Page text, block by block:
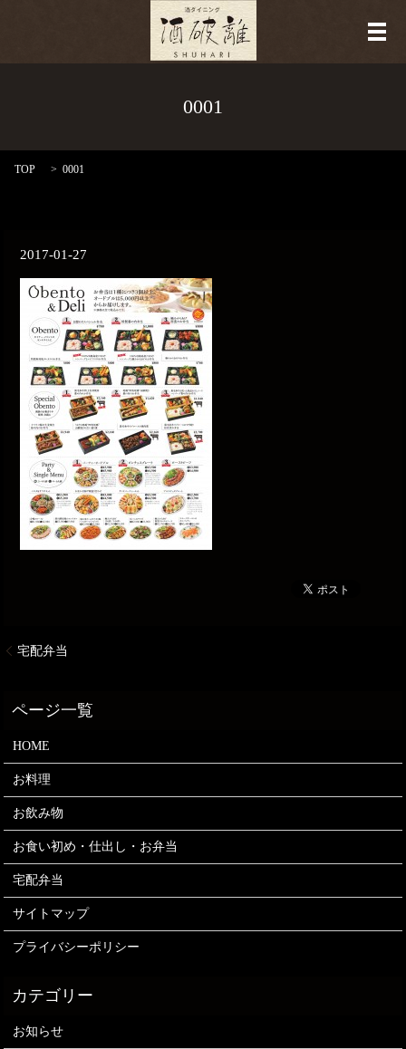
メ
0001
TOP 0001
2017-01-27
宅配弁当
HOME
お料理
お飲み物
お食い初め・仕出し・お弁当
宅配弁当
サイトマップ
プライバシーポリシー
お知らせ